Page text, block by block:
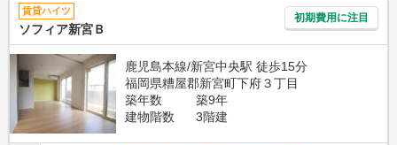
賃貸ハイツ
ソフィア新宮Ｂ
初期費用に注目
鹿児島本線/新宮中央駅 徒歩15分
福岡県糟屋郡新宮町下府３丁目
築年数
築9年
建物階数
3階建